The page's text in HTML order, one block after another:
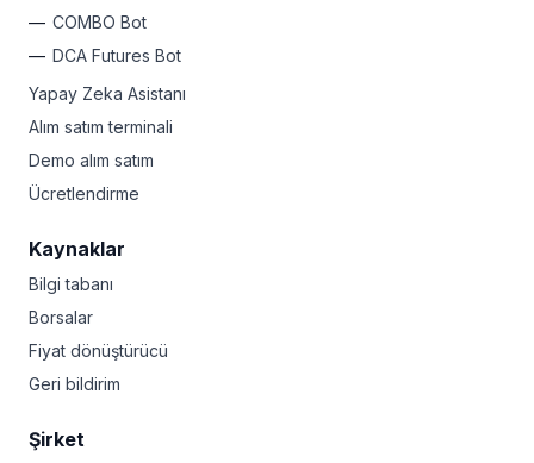
COMBO Bot
DCA Futures Bot
Yapay Zeka Asistanı
Alım satım terminali
Demo alım satım
Ücretlendirme
Kaynaklar
Bilgi tabanı
Borsalar
Fiyat dönüştürücü
Geri bildirim
Şirket